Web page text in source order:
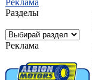
Реклама
Разделы
Реклама